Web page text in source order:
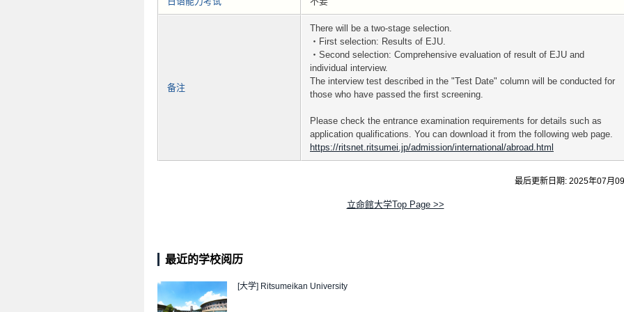
备注
There will be a two-stage selection.
・First selection: Results of EJU.
・Second selection: Comprehensive evaluation of result of EJU and
individual interview.
The interview test described in the "Test Date" column will be conducted for
those who have passed the first screening.
Please check the entrance examination requirements for details such as
application qualifications. You can download it from the following web page.
https://ritsnet.ritsumei.jp/admission/international/abroad.html
最后更新日期: 2025年07月
立命館大学Top Page >>
最近的学校阅历
[大学] Ritsumeikan University